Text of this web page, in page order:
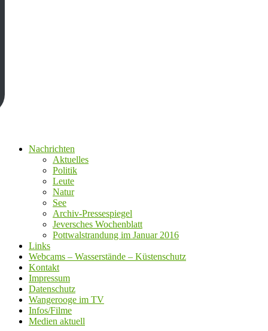
Nachrichten
Aktuelles
Politik
Leute
Natur
See
Archiv-Pressespiegel
Jeversches Wochenblatt
Pottwalstrandung im Januar 2016
Links
Webcams – Wasserstände – Küstenschutz
Kontakt
Impressum
Datenschutz
Wangerooge im TV
Infos/Filme
Medien aktuell